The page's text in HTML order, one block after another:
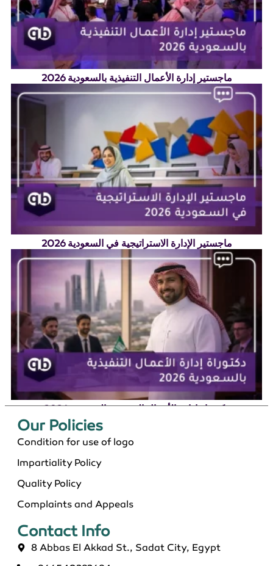
ماجستير إدارة الأعمال التنفيذية بالسعودية 2026
ماجستير الإدارة الاستراتيجية في السعودية 2026
دكتوراة إدارة الأعمال التنفيذية بالسعودية 2026
Our Policies​
Condition for use of logo
Impartiality Policy
Quality Policy
Complaints and Appeals
Contact Info​
8 Abbas El Akkad St., Sadat City, Egypt